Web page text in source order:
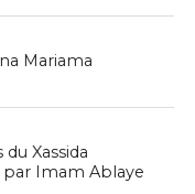
Mariama
du Xassida
par Imam Ablaye